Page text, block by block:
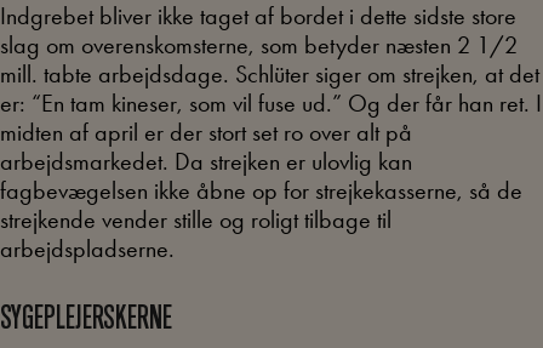
Indgrebet bliver ikke taget af bordet i dette sidste store
slag om overenskomsterne, som betyder næsten 2 1/2
mill. tabte arbejdsdage. Schlüter siger om strejken, at det
er: “En tam kineser, som vil fuse ud.” Og der får han ret. I
midten af april er der stort set ro over alt på
arbejdsmarkedet. Da strejken er ulovlig kan
fagbevægelsen ikke åbne op for strejkekasserne, så de
strejkende vender stille og roligt tilbage til
arbejdspladserne.
SYGEPLEJERSKERNE